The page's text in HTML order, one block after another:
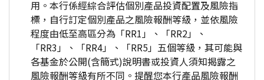
用。本行係經綜合評估個別產品投資配置及風險指
標，自行訂定個別產品之風險報酬等級，並依風險
程度由低至高區分為「RR1」、「RR2」、
「RR3」、「RR4」、「RR5」五個等級，其可能與
各基金於公開(含簡式)說明書或投資人須知揭露之
風險報酬等級有所不同。提醒您本行產品風險報酬